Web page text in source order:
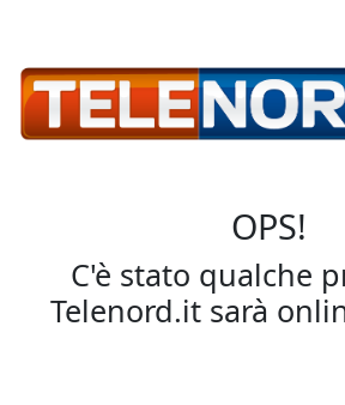
OPS!
C'è stato qualche
Telenord.it sarà